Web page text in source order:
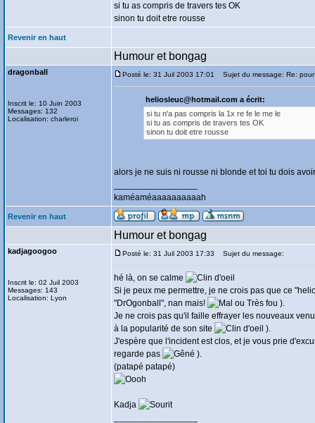
si tu as compris de travers tes OK
sinon tu doit etre rousse
Revenir en haut
Humour et bongag
dragonball
Inscrit le: 10 Juin 2003
Messages: 132
Localisation: charleroi
Posté le: 31 Juil 2003 17:01 Sujet du message: Re: pour
heliosleuc@hotmail.com a écrit:
si tu n'a pas compris la 1x re fe le me le
si tu as compris de travers tes OK
sinon tu doit etre rousse
alors je ne suis ni rousse ni blonde et toi tu dois
kaméaméaaaaaaaaaah
Revenir en haut
Humour et bongag
kadjagoogoo
Inscrit le: 02 Juil 2003
Messages: 143
Localisation: Lyon
Posté le: 31 Juil 2003 17:33 Sujet du message:
hé là, on se calme
Si je peux me permettre, je ne crois pas que ce
"DrOgonball", nan mais!
).
Je ne crois pas qu'il faille effrayer les nouveaux
à la popularité de son site
).
J'espère que l'incident est clos, et je vous prie
regarde pas
).
(patapé patapé)
Kadja